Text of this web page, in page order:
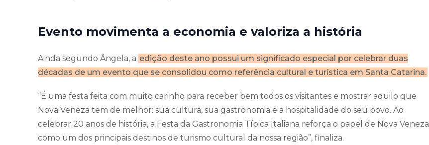
Evento movimenta a economia e valoriza a história
Ainda segundo Ângela, a edição deste ano possui um significado especial por celebrar duas
décadas de um evento que se consolidou como referência cultural e turística em Santa Catarina.
“É uma festa feita com muito carinho para receber bem todos os visitantes e mostrar aquilo que
Nova Veneza tem de melhor: sua cultura, sua gastronomia e a hospitalidade do seu povo. Ao
celebrar 20 anos de história, a Festa da Gastronomia Típica Italiana reforça o papel de Nova Veneza
como um dos principais destinos de turismo cultural da nossa região”, finaliza.